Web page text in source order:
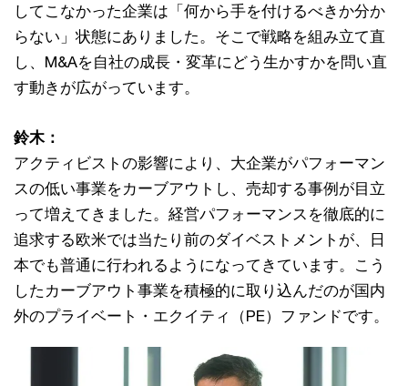
してこなかった企業は「何から手を付けるべきか分か
らない」状態にありました。そこで戦略を組み立て直
し、M&Aを自社の成長・変革にどう生かすかを問い直
す動きが広がっています。
鈴木：
アクティビストの影響により、大企業がパフォーマン
スの低い事業をカーブアウトし、売却する事例が目立
って増えてきました。経営パフォーマンスを徹底的に
追求する欧米では当たり前のダイベストメントが、日
本でも普通に行われるようになってきています。こう
したカーブアウト事業を積極的に取り込んだのが国内
外のプライベート・エクイティ（PE）ファンドです。